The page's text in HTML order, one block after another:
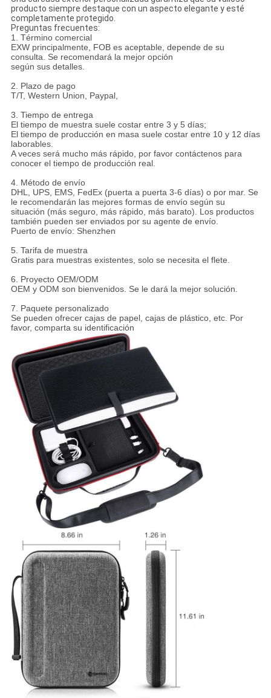
producto siempre destaque con un aspecto elegante y esté
completamente protegido.
Preguntas frecuentes:
1. Término comercial
EXW principalmente, FOB es aceptable, depende de su
consulta. Se recomendará la mejor opción
según sus detalles.
2. Plazo de pago
T/T, Western Union, Paypal,
3. Tiempo de entrega
El tiempo de muestra suele costar entre 3 y 5 días;
El tiempo de producción en masa suele costar entre 10 y 12 días
laborables.
A veces será mucho más rápido, por favor contáctenos para
conocer el tiempo de producción real.
4. Método de envío
DHL, UPS, EMS, FedEx (puerta a puerta 3-6 días) o por mar. Se
le recomendarán las mejores formas de envío según su
situación (más seguro, más rápido, más barato). Los productos
también pueden ser enviados por su agente de envío.
Puerto de envío: Shenzhen
5. Tarifa de muestra
Gratis para muestras existentes, solo se necesita el flete.
6. Proyecto OEM/ODM
OEM y ODM son bienvenidos. Se le dará la mejor solución.
7. Paquete personalizado
Se pueden ofrecer cajas de papel, cajas de plástico, etc. Por
favor, comparta su identificación